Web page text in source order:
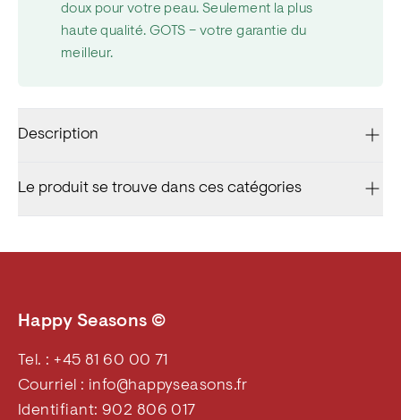
doux pour votre peau. Seulement la plus
haute qualité. GOTS – votre garantie du
meilleur.
Description
Le produit se trouve dans ces catégories
Happy Seasons ©
Tel. : +45 81 60 00 71
Courriel : info@happyseasons.fr
Identifiant: 902 806 017